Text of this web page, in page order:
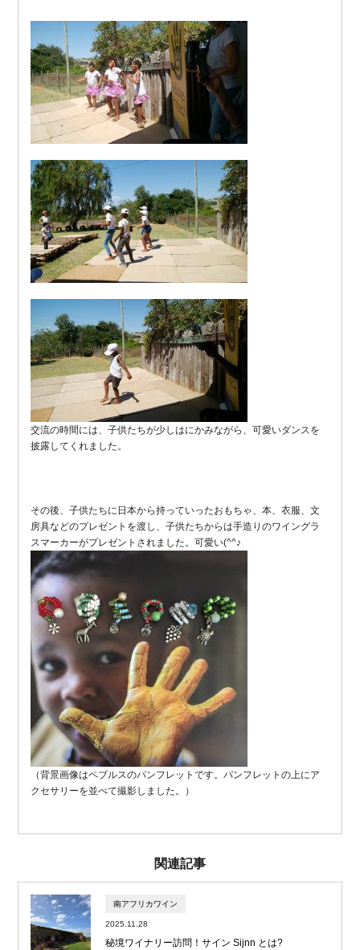
交流の時間には、子供たちが少しはにかみながら、可愛いダンスを
披露してくれました。
その後、子供たちに日本から持っていったおもちゃ、本、衣服、文
房具などのプレゼントを渡し、子供たちからは手造りのワイングラ
スマーカーがプレゼントされました。可愛い(^^♪
（背景画像はペブルスのパンフレットです。パンフレットの上にア
クセサリーを並べて撮影しました。）
関連記事
南アフリカワイン
2025.11.28
秘境ワイナリー訪問！サイン Sijnn とは?